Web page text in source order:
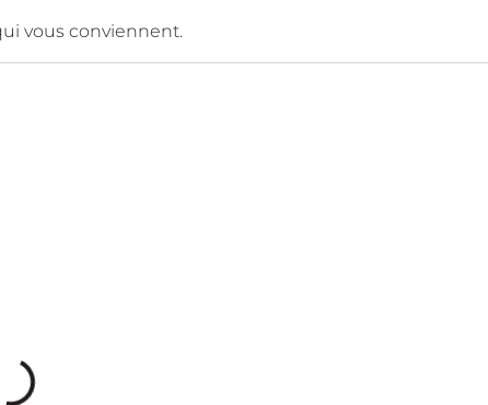
vous conviennent.